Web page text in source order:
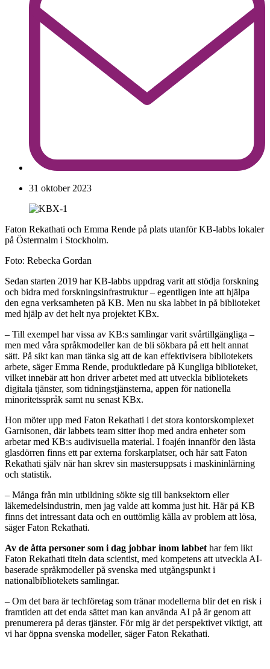
31 oktober 2023
Faton Rekathati och Emma Rende på plats utanför KB-labbs lokaler
på Östermalm i Stockholm.
Foto: Rebecka Gordan
Sedan starten 2019 har KB-labbs uppdrag varit att stödja forskning
och bidra med forskningsinfrastruktur – egentligen inte att hjälpa
den egna verksamheten på KB. Men nu ska labbet in på biblioteket
med hjälp av det helt nya projektet KBx.
– Till exempel har vissa av KB:s samlingar varit svårtillgängliga –
men med våra språkmodeller kan de bli sökbara på ett helt annat
sätt. På sikt kan man tänka sig att de kan effektivisera bibliotekets
arbete, säger Emma Rende, produktledare på Kungliga biblioteket,
vilket innebär att hon driver arbetet med att utveckla bibliotekets
digitala tjänster, som tidningstjänsterna, appen för nationella
minoritetsspråk samt nu senast KBx.
Hon möter upp med Faton Rekathati i det stora kontorskomplexet
Garnisonen, där labbets team sitter ihop med andra enheter som
arbetar med KB:s audivisuella material. I foajén innanför den låsta
glasdörren finns ett par externa forskarplatser, och här satt Faton
Rekathati själv när han skrev sin mastersuppsats i maskininlärning
och statistik.
– Många från min utbildning sökte sig till banksektorn eller
läkemedelsindustrin, men jag valde att komma just hit. Här på KB
finns det intressant data och en outtömlig källa av problem att lösa,
säger Faton Rekathati.
Av de åtta personer som i dag jobbar inom labbet har fem likt
Faton Rekathati titeln data scientist, med kompetens att utveckla AI-
baserade språkmodeller på svenska med utgångspunkt i
nationalbibliotekets samlingar.
– Om det bara är techföretag som tränar modellerna blir det en risk i
framtiden att det enda sättet man kan använda AI på är genom att
prenumerera på deras tjänster. För mig är det perspektivet viktigt, att
vi har öppna svenska modeller, säger Faton Rekathati.